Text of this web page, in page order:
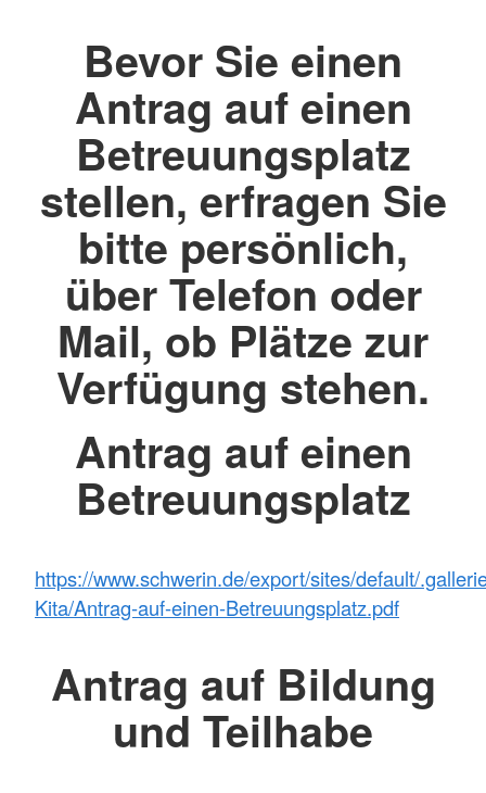
Bevor Sie einen
Antrag auf einen
Betreuungsplatz
stellen, erfragen Sie
bitte persönlich,
über Telefon oder
Mail, ob Plätze zur
Verfügung stehen.
Antrag auf einen
Betreuungsplatz
https://www.schwerin.de/export/sites/default/
Kita/Antrag-auf-einen-Betreuungsplatz.pdf
Antrag auf Bildung
und Teilhabe